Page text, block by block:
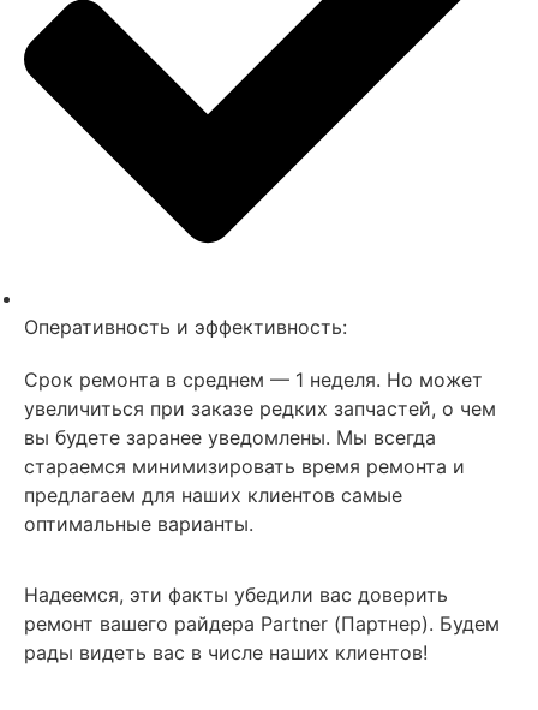
Оперативность и эффективность:
Срок ремонта в среднем — 1 неделя. Но может
увеличиться при заказе редких запчастей, о чем
вы будете заранее уведомлены. Мы всегда
стараемся минимизировать время ремонта и
предлагаем для наших клиентов самые
оптимальные варианты.
Надеемся, эти факты убедили вас доверить
ремонт вашего райдера Partner (Партнер). Будем
рады видеть вас в числе наших клиентов!